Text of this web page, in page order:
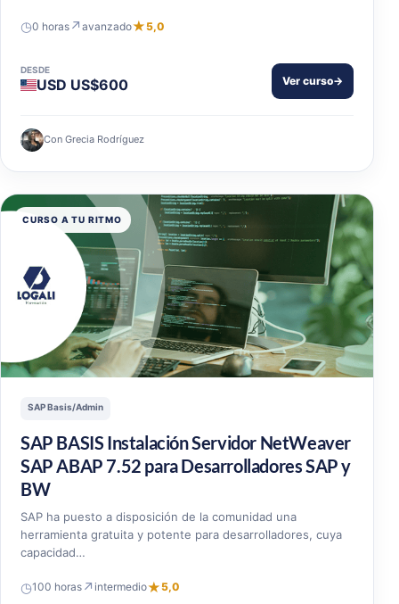
◷0 horas ↗ avanzado★5,0
DESDE
USD US$600 Ver curso→
Con Grecia Rodríguez
CURSO A TU RITMO
SAP Basis/Admin
SAP BASIS Instalación Servidor NetWeaver
SAP ABAP 7.52 para Desarrolladores SAP y
BW
SAP ha puesto a disposición de la comunidad una
herramienta gratuita y potente para desarrolladores, cuya
capacidad…
◷100 horas ↗ intermedio★5,0